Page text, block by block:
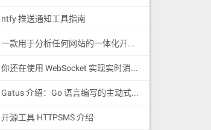
ntfy 推送通知工具指南
一款用于分析任何网站的一体化开源情报工具
你还在使用 WebSocket 实现实时消息推送吗？
Gatus 介绍：Go 语言编写的主动式健康监控状态页
开源工具 HTTPSMS 介绍